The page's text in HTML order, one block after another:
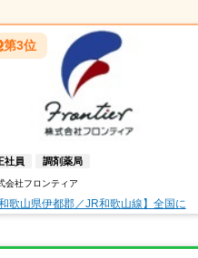
第3位
社員 調剤薬局
会社フロンティア
和歌山県伊都郡／JR和歌山線】全国に